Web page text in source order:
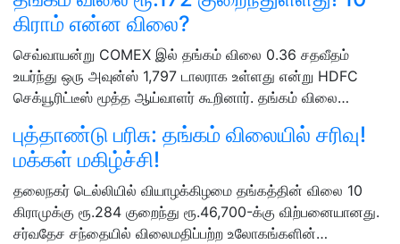
கிராம் என்ன விலை?
செவ்வாயன்று COMEX இல் தங்கம் விலை 0.36 சதவீதம்
உயர்ந்து ஒரு அவுன்ஸ் 1,797 டாலராக உள்ளது என்று HDFC
செக்யூரிட்டீஸ் மூத்த ஆய்வாளர் கூறினார். தங்கம் விலை…
புத்தாண்டு பரிசு: தங்கம் விலையில் சரிவு!
மக்கள் மகிழ்ச்சி!
தலைநகர் டெல்லியில் வியாழக்கிழமை தங்கத்தின் விலை 10
கிராமுக்கு ரூ.284 குறைந்து ரூ.46,700-க்கு விற்பனையானது.
சர்வதேச சந்தையில் விலைமதிப்பற்ற உலோகங்களின்…